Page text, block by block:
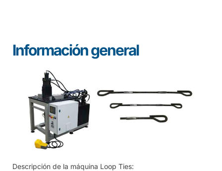
Información general
Descripción de la máquina Loop Ties: